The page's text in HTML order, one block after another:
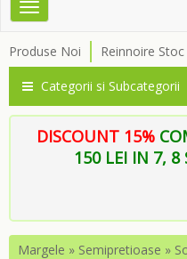
Toggle
Produse Noi Reinnoire Stoc
Categorii si Subcategorii
DISCOUNT 15%
150 LEI IN 7, 8
Margele » Semipretioase »